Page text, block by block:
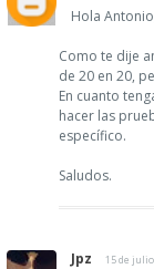
Hola
Como te dije
de 20 en 20,
En cuanto
hacer las
específico.
Saludos.
Jpz 15 de julio